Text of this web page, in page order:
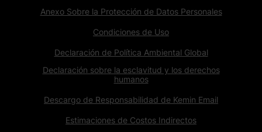
Anexo Sobre la Protección de Datos Personales
Condiciones de Uso
Declaración de Política Ambiental Global
Declaración sobre la esclavitud y los derechos
humanos
Descargo de Responsabilidad de Kemin Email
Estimaciones de Costos Indirectos